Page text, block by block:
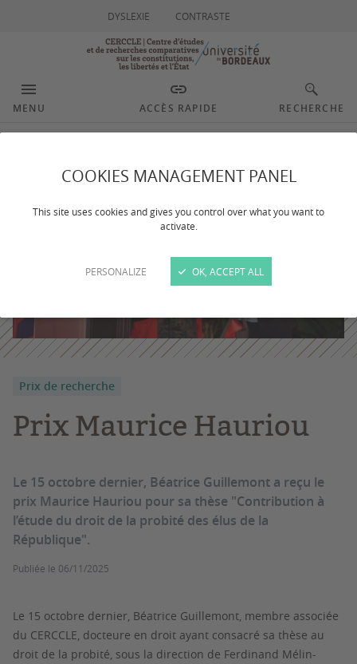
COOKIES MANAGEMENT PANEL
This site uses cookies and gives you control over what you want to
activate.
PERSONALIZE OK, ACCEPT ALL
DYSLEXIE CONTRASTE
MENU ACCÈS RAPIDE RECHERCHE
Prix de recherche
Prix Maurice Hauriou
Le 15 octobre dernier, Béatrice Guillemont a reçu le
prix Maurice Hauriou pour sa thèse "Contribution à
l’étude du droit de la probité des élus de la
République".
Publiée le 06/11/2025
Le 15 octobre dernier, Béatrice Guillemont, membre associée
du CERCCLE, docteure en droit ayant consacré sa thèse au
droit de la probité, sous la direction de Ferdinand Mélin-